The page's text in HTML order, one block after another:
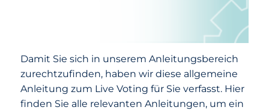
Damit Sie sich in unserem Anleitungsbereich
zurechtzufinden, haben wir diese allgemeine
Anleitung zum Live Voting für Sie verfasst. Hier
finden Sie alle relevanten Anleitungen, um ein